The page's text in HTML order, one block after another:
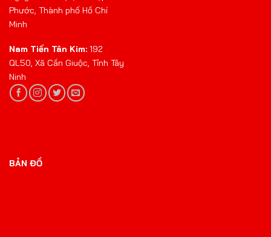
Phước, Thành phố Hồ Chí
Minh
Nam Tiến Tân Kim: 192
QL50, Xã Cần Giuộc, Tỉnh Tây
Ninh
BẢN ĐỒ